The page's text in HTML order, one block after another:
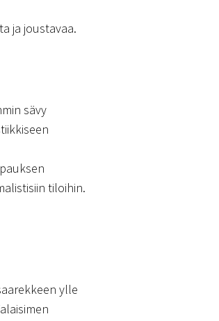
ja joustavaa.
sävy
tiloihin.
ylle